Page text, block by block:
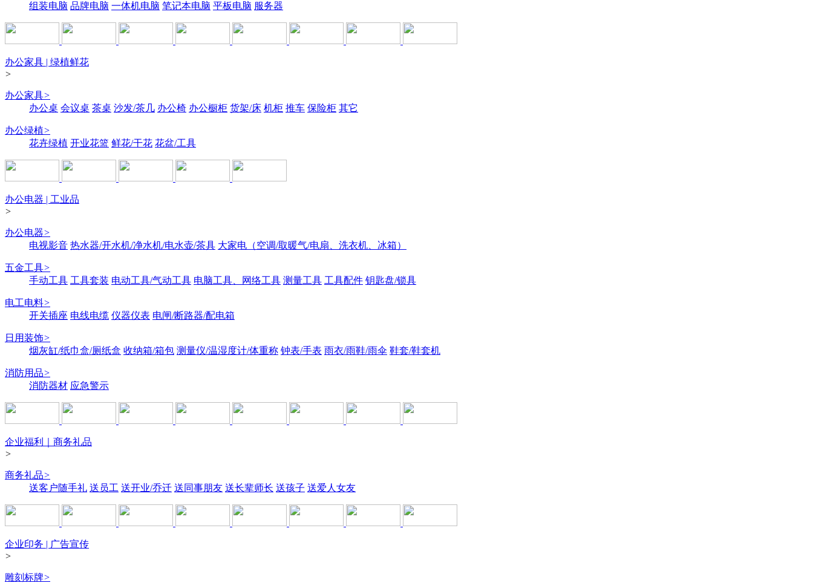
组装电脑 品牌电脑 一体机电脑 笔记本电脑 平板电脑 服务器
办公家具 | 绿植鲜花
>
办公家具>
办公桌 会议桌 茶桌 沙发/茶几 办公椅 办公橱柜 货架/床 机柜 推车 保险柜 其它
办公绿植>
花卉绿植 开业花篮 鲜花/干花 花盆/工具
办公电器 | 工业品
>
办公电器>
电视影音 热水器/开水机/净水机/电水壶/茶具 大家电（空调/取暖气/电扇、洗衣机、冰箱）
五金工具>
手动工具 工具套装 电动工具/气动工具 电脑工具、网络工具 测量工具 工具配件 钥匙盘/锁具
电工电料>
开关插座 电线电缆 仪器仪表 电闸/断路器/配电箱
日用装饰>
烟灰缸/纸巾盒/厕纸盒 收纳箱/箱包 测量仪/温湿度计/体重称 钟表/手表 雨衣/雨鞋/雨伞 鞋套/鞋套机
消防用品>
消防器材 应急警示
企业福利｜商务礼品
>
商务礼品>
送客户随手礼 送员工 送开业/乔迁 送同事朋友 送长辈师长 送孩子 送爱人女友
企业印务 | 广告宣传
>
雕刻标牌>